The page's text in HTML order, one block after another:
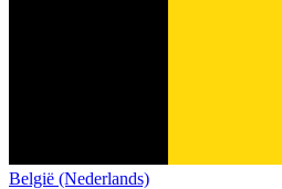
België (Nederlands)